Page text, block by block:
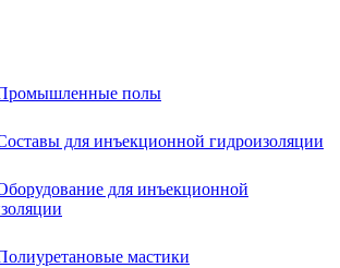
полы
для инъекционной гидроизоляции
для инъекционной
мастики